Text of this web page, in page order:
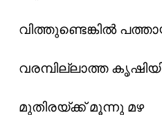
വിത്തുണ്ടെങ്കിൽ
വരമ്പില്ലാത്ത
മുതിരയ്ക്ക്‌ മൂന്നു മഴ